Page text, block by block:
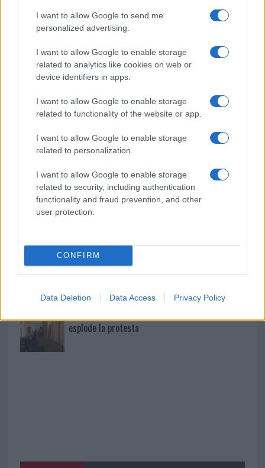
I want to allow Google to send me
personalized advertising.
I want to allow Google to enable storage
related to analytics like cookies on web or
device identifiers in apps.
I want to allow Google to enable storage
related to functionality of the website or app.
I want to allow Google to enable storage
related to personalization.
I want to allow Google to enable storage
related to security, including authentication
functionality and fraud prevention, and other
user protection.
CONFIRM
Data Deletion Data Access Privacy Policy
Incendio nella notte a Olbia, a fuoco due furgoni
A fuoco un deposito con bombole, intervento dei
vigili del fuoco a Rudalza
Ristorante distrutto dalle fiamme a La
Gallura
Michelle Hunziker in Gallura, bella anche dal
Calangianus, dopo le polemiche il centro
accoglienza minori chiude
esplode la protesta